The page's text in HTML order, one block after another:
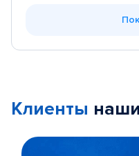
Клиенты